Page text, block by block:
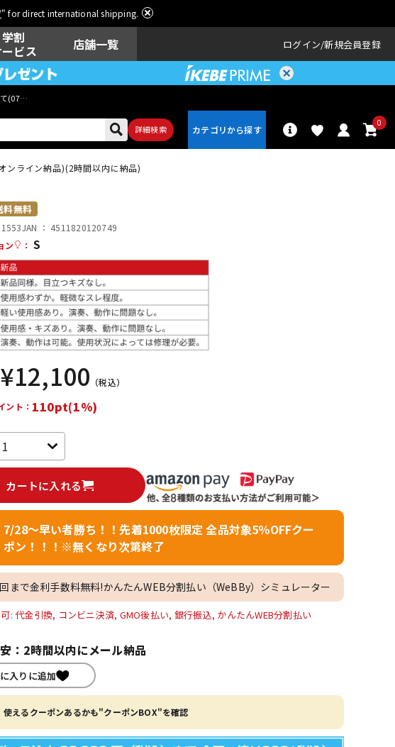
" for direct international shipping.
学割
ビス
店舗一覧 ログイン 新規会員登録
(07月29日
詳細検索
0
レ
器
ディン 配信/ライブ
機器
ンライン納品)(2時間以内に納品)
料無料
JAN ： 4511820120749
ン
： S
¥12,100 （税込）
ント： 110pt(1%)
カートに入れる
7/28～早い者勝ち！！先着1000枚限定 全品対象5％OFFクー
ポン！！！※無くなり次第終了
まで金利手数料無料!かんたんWEB分割払い（WeBBy）シミュレーター
: 代金引換, コンビニ決済, GMO後払い, 銀行振込, かんたんWEB分割払い
：2時間以内にメール納品
入りに追加
使えるクーポンあるかも"クーポンBOX"を確認